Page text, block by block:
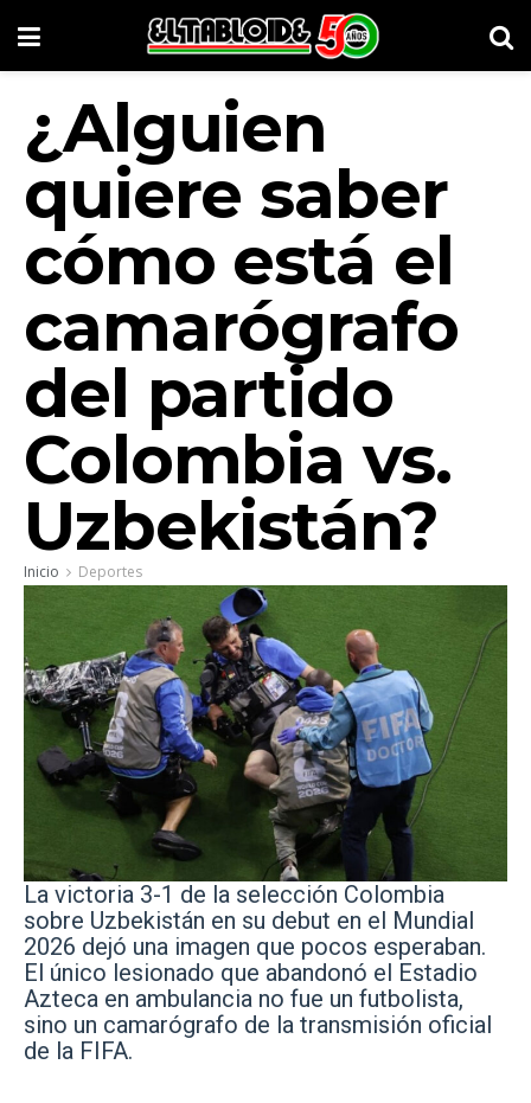
¿Alguien
quiere saber
cómo está el
camarógrafo
del partido
Colombia vs.
Uzbekistán?
Inicio Deportes
La victoria 3-1 de la selección Colombia
sobre Uzbekistán en su debut en el Mundial
2026 dejó una imagen que pocos esperaban.
El único lesionado que abandonó el Estadio
Azteca en ambulancia no fue un futbolista,
sino un camarógrafo de la transmisión oficial
de la FIFA.